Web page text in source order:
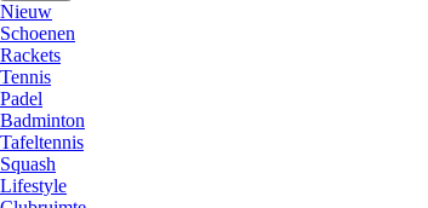
Nieuw
Schoenen
Rackets
Tennis
Padel
Badminton
Tafeltennis
Squash
Lifestyle